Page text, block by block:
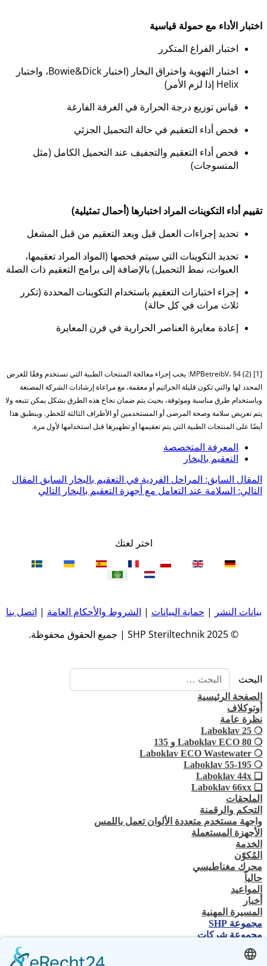
اختبار الأداء مع حمولة قياسية
اختبار الفراغ المتكرر
اختبار التهوية واختراق البخار (اختبار Bowie&Dick، واختبار
Helix إذا لزم الأمر)
قياس توزيع درجة الحرارة في الغرفة الفارغة
فحص أداء التعقيم في حالة التحميل الجزئي
فحص أداء التعقيم والتجفيف عند التحميل الكامل (مثل
المنسوجات)
تقييم أداء التكوينات المراد اختبارها (أحمال تمثيلية)
تحديد إجراءات العمل قبل وبعد التعقيم من قبل المشغل
تحديد التكوينات التي سيتم فحصها (المواد المراد تعقيمها،
العبوات، نمط التحميل) بالإضافة إلى برامج التعقيم ذات الصلة
إجراء اختبارات التعقيم باستخدام التكوينات المحددة (تكرر
ثلاث مرات في كل حالة)
إعادة معايرة العناصر الحرارية في فرن المعايرة
[1] MPBetreibV، §4 (2): يجب إجراء معالجة المنتجات الطبية التي تستخدم وفقًا للغرض
المحدد لها والتي تكون قليلة الجراثيم أو معقمة، مع مراعاة إرشادات الشركة المصنعة
وباستخدام طرق مناسبة وموثوقة، بحيث يتم ضمان نجاح هذه الطرق بشكل يمكن تتبعه ولا
يتم تعريض سلامة وصحة المرضى أو المستخدمين أو الأطراف الثالثة للخطر. وينطبق هذا
أيضًا على المنتجات الطبية التي يتم تعقيمها أو تطهيرها قبل استخدامها لأول مرة.
المعرفة المتخصصة
التعقيم بالبخار
المقال السابق: المراحل الفردية في التعقيم بالبخار السابق المقال
التالي: السلامة عند التعامل مع أجهزة التعقيم بالبخار
التالي
اختر لغتك
بيانات النشر | حماية البيانات | الشروط والأحكام العامة | اتصل بنا
© 2025 SHP Steriltechnik | جميع الحقوق محفوظة.
البحث
الصفحة الرئيسية
أوتوكلاف
نظرة عامة
❍ Laboklav 25
❍ Laboklav ECO 80 و 135
❍ Laboklav ECO Wastewater
❍ Laboklav 55-195
❏ Laboklav 44x
❏ Laboklav 66xx
الملحقات
التحكم والرقمنة
واجهة مستخدم متعددة الألوان تعمل باللمس
الأجهزة المستعملة
الخدمة
المُكوّن
محرك مغناطيسي
حالياً
المواعيد
أخبار
المسيرة المهنية
مجموعة SHP
مجموعة شركات
جهة الاتصال
اتصل بنا